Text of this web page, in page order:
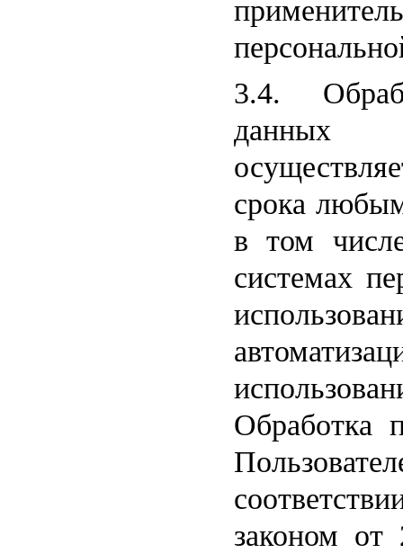
3.4.
данных
срока
в том
системах
Обработка
законом